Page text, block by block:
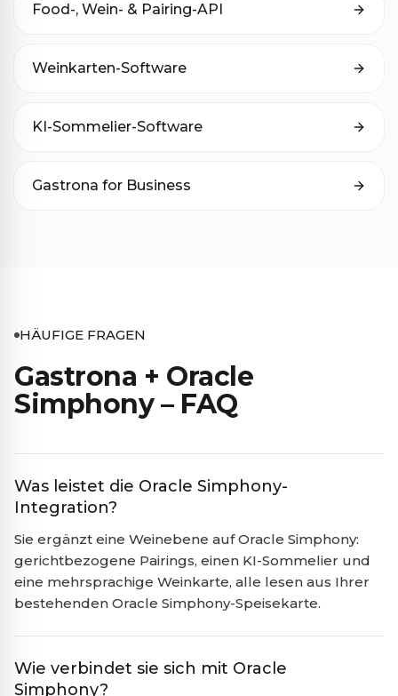
Food-, Wein- & Pairing-API
Weinkarten-Software
KI-Sommelier-Software
Gastrona for Business
HÄUFIGE FRAGEN
Gastrona + Oracle
Simphony – FAQ
Was leistet die Oracle Simphony-
Integration?
Sie ergänzt eine Weinebene auf Oracle Simphony:
gerichtbezogene Pairings, einen KI-Sommelier und
eine mehrsprachige Weinkarte, alle lesen aus Ihrer
bestehenden Oracle Simphony-Speisekarte.
Wie verbindet sie sich mit Oracle
Simphony?